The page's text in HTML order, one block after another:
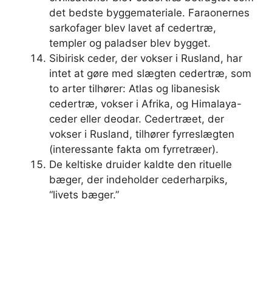
det bedste byggemateriale. Faraonernes
sarkofager blev lavet af cedertræ,
templer og paladser blev bygget.
Sibirisk ceder, der vokser i Rusland, har
intet at gøre med slægten cedertræ, som
to arter tilhører: Atlas og libanesisk
cedertræ, vokser i Afrika, og Himalaya-
ceder eller deodar. Cedertræet, der
vokser i Rusland, tilhører fyrreslægten
(interessante fakta om fyrretræer).
De keltiske druider kaldte den rituelle
bæger, der indeholder cederharpiks,
“livets bæger.”